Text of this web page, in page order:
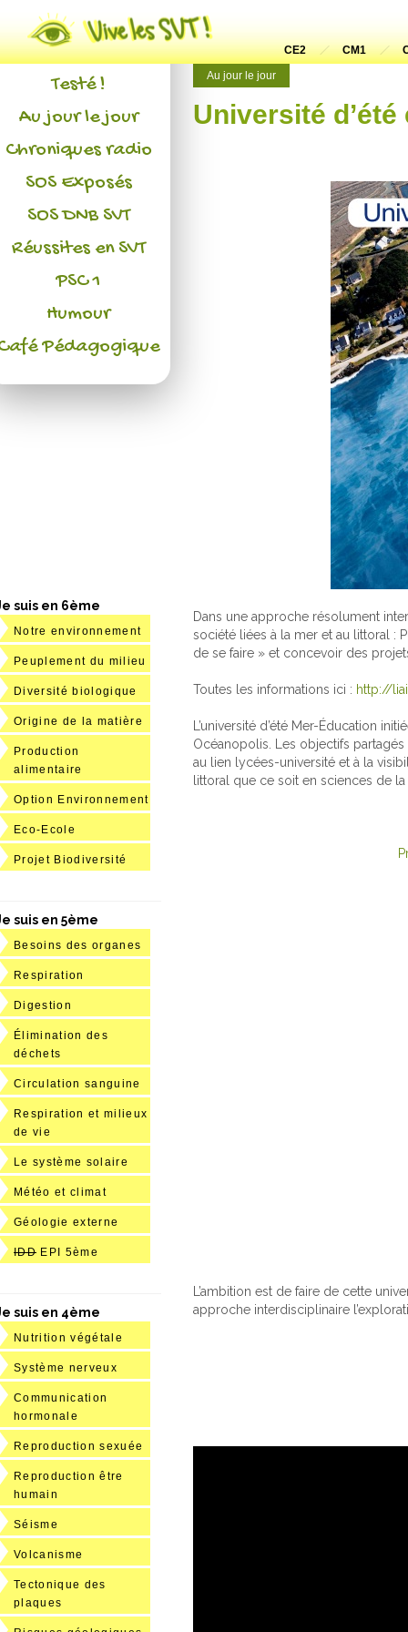
CE2 CM1
Au jour le jour
Université
Dans une approche résolument
société liées à la mer et au littoral :
de se faire » et concevoir des
Toutes les informations ici : http://
L’université d’été Mer-Éducation
Océanopolis. Les objectifs
au lien lycées-université et à la
littoral que ce soit en sciences de
L’ambition est de faire de cette
approche interdisciplinaire
Actualités
L'association
Testé !
Au jour le jour
Chroniques radio
SOS Exposés
SOS DNB SVT
Réussites en SVT
PSC 1
Humour
Pédagogique
suis en 6ème
Notre environnement
Peuplement du milieu
Diversité biologique
Origine de la matière
Production
alimentaire
Option Environnement
Eco-Ecole
Projet Biodiversité
suis en 5ème
Besoins des organes
Respiration
Digestion
Élimination des
déchets
Circulation sanguine
Respiration et milieux
de vie
Le système solaire
Météo et climat
Géologie externe
IDD EPI 5ème
suis en 4ème
Nutrition végétale
Système nerveux
Communication
hormonale
Reproduction sexuée
Reproduction être
humain
Séisme
Volcanisme
Tectonique des
plaques